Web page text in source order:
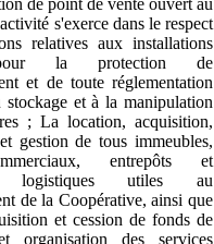
s'exerce dans le respect
relatives aux installations
la protection de
et de toute réglementation
stockage et à la manipulation
; La location, acquisition,
gestion de tous immeubles,
entrepôts et
logistiques utiles au
de la Coopérative, ainsi que
et cession de fonds de
organisation des services